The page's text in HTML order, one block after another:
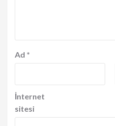
Ad *
İnternet
sitesi